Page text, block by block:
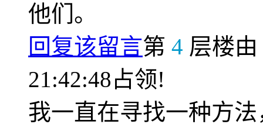
他们。
回复该留言第 4 层楼由
21:42:48占领!
我一直在寻找一种方